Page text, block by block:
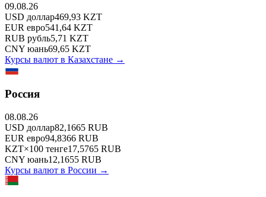
09.08.26
USD доллар469,93 KZT
EUR евро541,64 KZT
RUB рубль5,71 KZT
CNY юань69,65 KZT
Курсы валют в Казахстане →
Россия
08.08.26
USD доллар82,1665 RUB
EUR евро94,8366 RUB
KZT×100 тенге17,5765 RUB
CNY юань12,1655 RUB
Курсы валют в России →